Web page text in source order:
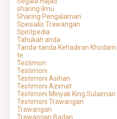
sharing ilmu
Sharing Pengalaman
Spesialis Trawangan
Spiritpedia
Tahukah anda
Tanda-tanda Kehadiran
te
Testimon
Testimoni
Testimoni Asihan
Testimoni Azimat
Testimoni Minyak King Sulaiman
Testimoni Trawangan
Trawangan
Trawangan Badan